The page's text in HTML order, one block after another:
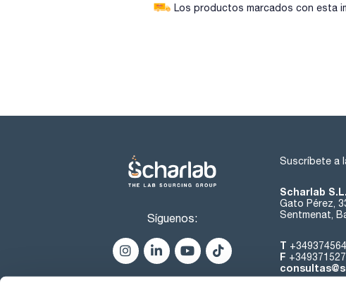
Los productos marcados con esta
Síguenos:
Suscríbete a
Scharlab S.L.
Gato Pérez,
Sentmenat,
T
F